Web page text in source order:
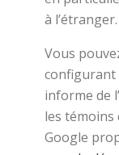
à l’étranger.
Vous
configurant
informe de
les témoins
Google